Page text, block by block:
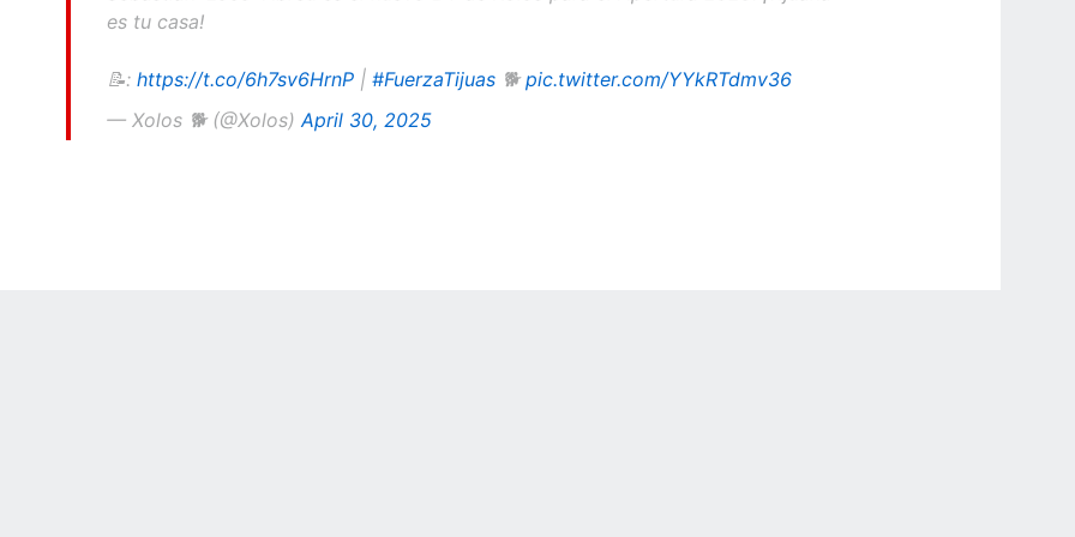
es tu casa!
📝: https://t.co/6h7sv6HrnP| #FuerzaTijuas🐕pic.twitter.com/YYkRTdmv36
— Xolos 🐕 (@Xolos)April 30, 2025